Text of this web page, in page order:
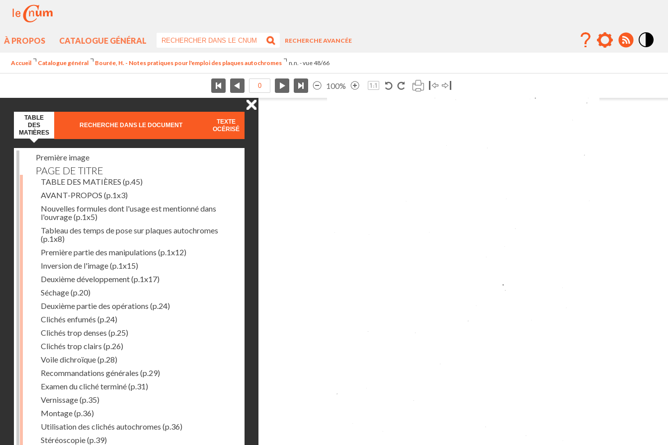
À PROPOS CATALOGUE GÉNÉRAL
RECHERCHE AVANCÉE
Accueil Catalogue général Bourée, H. - Notes pratiques pour l'emploi des plaques autochromes n.n. - vue 48/66
100%
TABLE
DES
MATIÈRES
RECHERCHE DANS LE DOCUMENT
TEXTE
OCÉRISÉ
Première image
PAGE DE TITRE
TABLE DES MATIÈRES (p.45)
AVANT-PROPOS (p.1x3)
Nouvelles formules dont l'usage est mentionné dans
l'ouvrage(p.1x5)
Tableau des temps de pose sur plaques autochromes
(p.1x8)
Première partie des manipulations (p.1x12)
Inversion de l'image(p.1x15)
Deuxième développement(p.1x17)
Séchage(p.20)
Deuxième partie des opérations (p.24)
Clichés enfumés (p.24)
Clichés trop denses (p.25)
Clichés trop clairs (p.26)
Voile dichroïque(p.28)
Recommandations générales (p.29)
Examen du cliché terminé(p.31)
Vernissage(p.35)
Montage(p.36)
Utilisation des clichés autochromes (p.36)
Stéréoscopie(p.39)